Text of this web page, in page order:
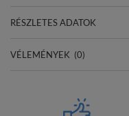
RÉSZLETES ADATOK
VÉLEMÉNYEK (0)